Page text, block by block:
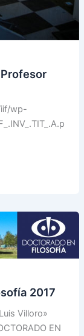
wp-
2017
Villoro»
EN